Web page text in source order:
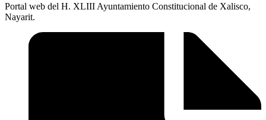
Portal web del H. XLIII Ayuntamiento Constitucional de Xalisco,
Nayarit.